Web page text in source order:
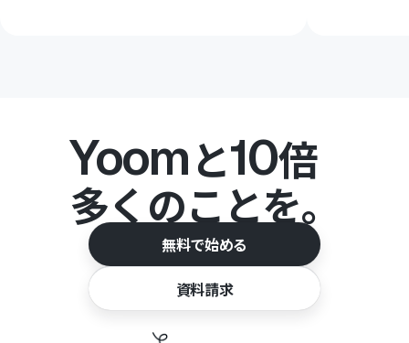
Yoomと10倍
多くのことを。
無料で始める
資料請求